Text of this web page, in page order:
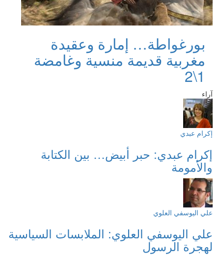
بورغواطة… إمارة وعقيدة
مغربية قديمة منسية وغامضة
1\2
آراء
إكرام عبدي
إكرام عبدي: حبر أبيض… بين الكتابة
والأمومة
علي اليوسفي العلوي
علي اليوسفي العلوي: الملابسات السياسية
لهجرة الرسول